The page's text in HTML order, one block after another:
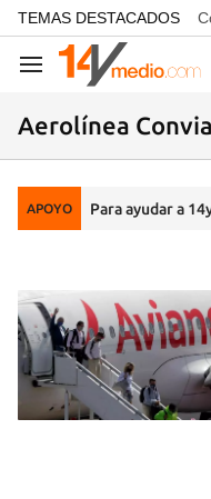
common.go-to-content
TEMAS DESTACADOS
Navegación
Aerolínea
APOYO Para ayudar a